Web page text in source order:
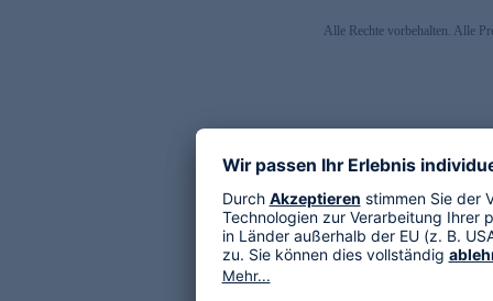
Alle Rechte vorbehalten. Alle